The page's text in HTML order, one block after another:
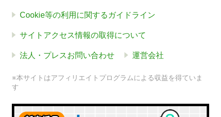
Cookie等の利用に関するガイドライン
サイトアクセス情報の取得について
法人・プレスお問い合わせ 運営会社
※本サイトはアフィリエイトプログラムによる収益を得ていま
す